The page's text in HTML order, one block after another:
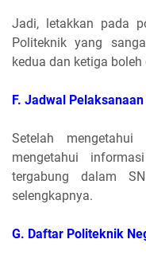
Jadi, letakkan pada
Politeknik yang
kedua dan ketiga
F. Jadwal
Setelah
mengetahui
tergabung dalam
selengkapnya.
G. Daftar Politeknik